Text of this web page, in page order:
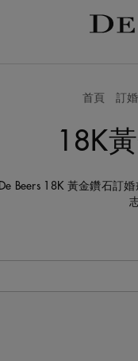
首頁 訂
18K
De Beers 18K 黃金鑽石訂